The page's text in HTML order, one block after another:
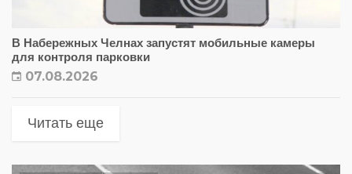
В Набережных Челнах запустят мобильные камеры
для контроля парковки
07.08.2026
Читать еще